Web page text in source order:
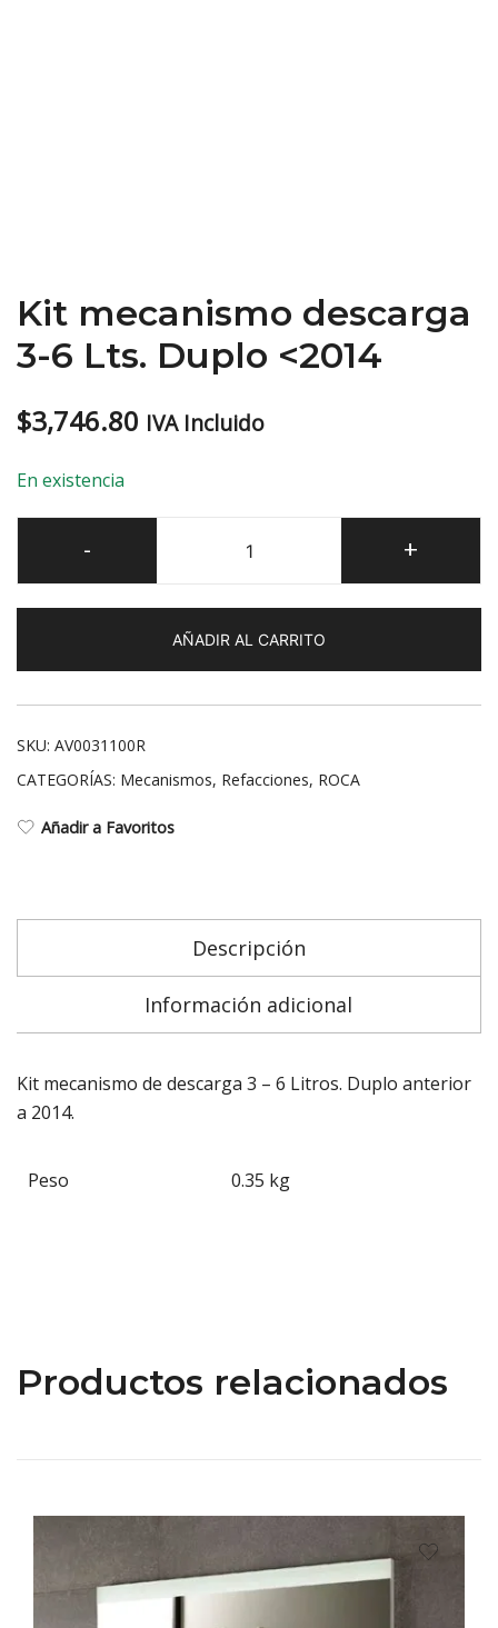
Kit mecanismo descarga
3-6 Lts. Duplo <2014
$3,746.80 IVA Incluido
En existencia
-
mecanismo
6
Lts.
Duplo
+
AÑADIR AL CARRITO
SKU: AV0031100R
CATEGORÍAS: Mecanismos, Refacciones, ROCA
Añadir a Favoritos
Descripción
Información adicional
Kit mecanismo de descarga 3 – 6 Litros. Duplo anterior
a 2014.
Peso 0.35 kg
Productos relacionados